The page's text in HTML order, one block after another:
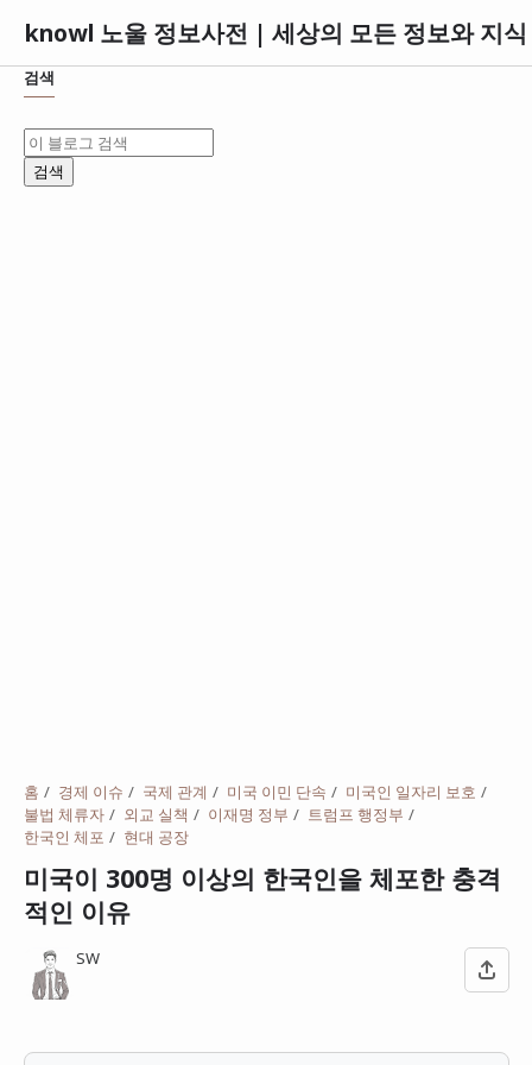
knowl 노울 정보사전 | 세상의 모든 정보와 지
검색
홈 경제 이슈 국제 관계 미국 이민 단속
미국인 일자리 보호
불법 체류자
외교 실책 이재명 정부
트럼프 행정부
한국인 체포
현대 공장
미국이 300명 이상의 한국인을 체포한 충격
적인 이유
SW